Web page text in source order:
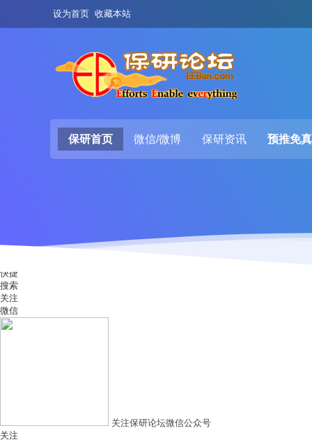
设为首页 收藏本站
保研首页 微信/微博 保研资讯 预推免
快捷
搜索
关注
微信
关注保研论坛微信公众号
关注